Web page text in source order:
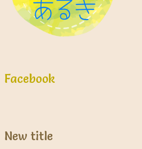
Facebook
New title